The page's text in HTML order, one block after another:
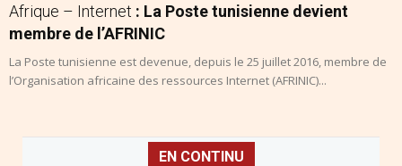
Afrique – Internet : La Poste tunisienne devient
membre de l’AFRINIC
La Poste tunisienne est devenue, depuis le 25 juillet 2016, membre de
l’Organisation africaine des ressources Internet (AFRINIC)...
EN CONTINU